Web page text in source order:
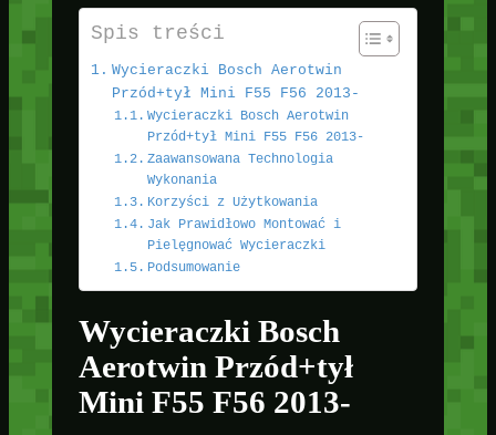
Spis treści
Wycieraczki Bosch Aerotwin
Przód+tył Mini F55 F56 2013-
Wycieraczki Bosch Aerotwin
Przód+tył Mini F55 F56 2013-
Zaawansowana Technologia
Wykonania
Korzyści z Użytkowania
Jak Prawidłowo Montować i
Pielęgnować Wycieraczki
Podsumowanie
Wycieraczki Bosch
Aerotwin Przód+tył
Mini F55 F56 2013-